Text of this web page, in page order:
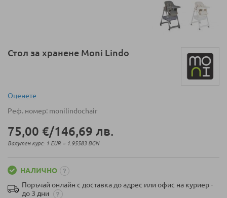
Преминете
галерия
снимки
Стол за хранене Moni Lindo
Оценeте
Реф. номер monilindochair
75,00 €/146,69 лв.
Валутен курс: 1 EUR = 1.95583 BGN
НАЛИЧНО
Поръчай онлайн с доставка до адрес или офис на куриер -
до 3 дни